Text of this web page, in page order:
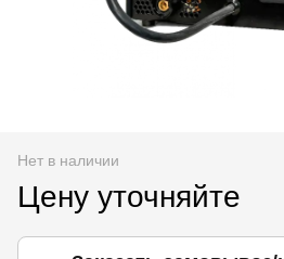
Нет в наличии
Цену уточняйте